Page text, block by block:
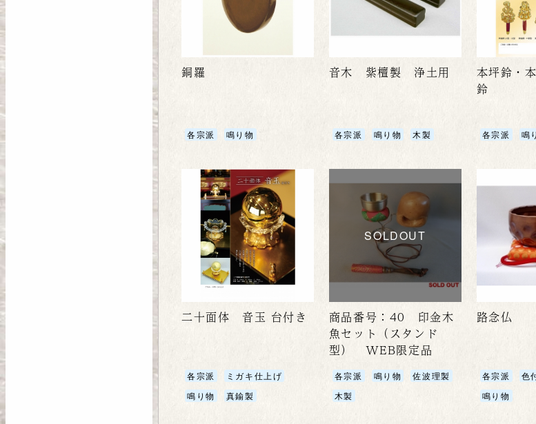
銅羅
各宗派 鳴り物
音木 紫檀製 浄土用
各宗派 鳴り物 木製
本坪鈴・
鈴
各宗派 鳴
二十面体 音玉 台付き
各宗派
ミガキ仕上げ
鳴り物
真鍮製
SOLDOUT
商品番号：40 印金木
魚セット（スタンド
型） WEB限定品
各宗派 鳴り物
佐波理製
木製
路念仏
各宗派
色
鳴り物